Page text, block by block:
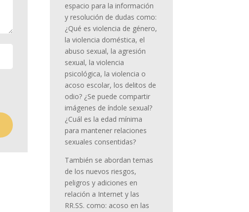
espacio para la información
y resolución de dudas como:
¿Qué es violencia de género,
la violencia doméstica, el
abuso sexual, la agresión
sexual, la violencia
psicológica, la violencia o
acoso escolar, los delitos de
odio? ¿Se puede compartir
imágenes de índole sexual?
¿Cuál es la edad mínima
para mantener relaciones
sexuales consentidas?
También se abordan temas
de los nuevos riesgos,
peligros y adiciones en
relación a Internet y las
RR.SS. como: acoso en las